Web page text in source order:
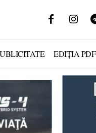
EDIȚIA PDF